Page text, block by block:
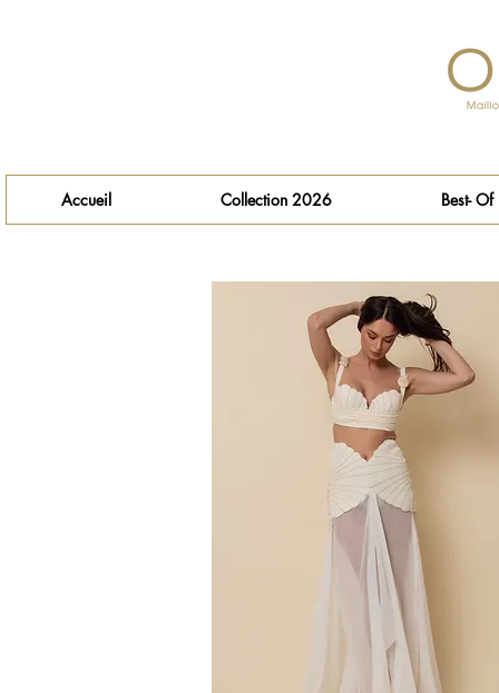
Accueil Collection 2026 Best- Of